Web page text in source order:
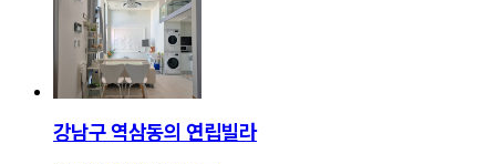
강남구 역삼동의 연립빌라